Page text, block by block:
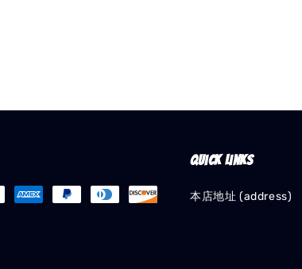
Quick links
本店地址 (address)